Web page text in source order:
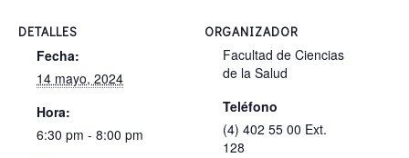
DETALLES
Fecha:
14 mayo, 2024
Hora:
6:30 pm - 8:00 pm
ORGANIZADOR
Facultad de Ciencias
de la Salud
Teléfono
(4) 402 55 00 Ext.
128